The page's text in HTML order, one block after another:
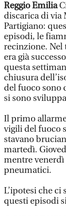
Reggio Emilia
discarica di via
Partigiano:
episodi, le
recinzione. Nel
era già
questa
chiusura
del fuoco sono
si sono
Il primo
vigili del fuoco
stavano
martedì.
mentre
pneumatici.
L’ipotesi che
questi episodi